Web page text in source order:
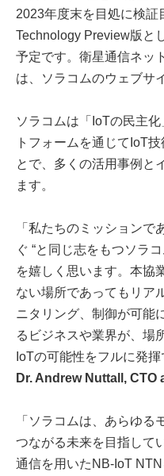
2023年度末を目処に検証
Technology Preview版と
予定です。衛星通信ネッ
は、ソラコムのウェブサ
ソラコムは「IoTの民主
トフォームを通じてIoT
とで、多くの活用事例と
ます。
「私たちのミッションで
ぐ “と同じ志をもつソラ
を嬉しく思います。本協
ない場所であってもリア
ニタリング、制御が可能
るビジネスや業界が、場
IoTの可能性をフルに発
Dr. Andrew Nuttall,
「ソラコムは、あらゆる
つながる未来を目指して
通信を用いたNB-IoT